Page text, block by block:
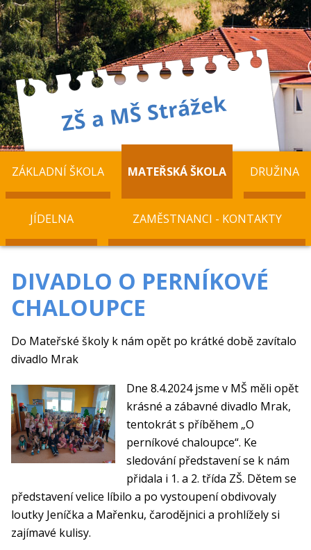
ZÁKLADNÍ ŠKOLA MATEŘSKÁ ŠKOLA DRUŽINA
JÍDELNA ZAMĚSTNANCI - KONTAKTY
DIVADLO O PERNÍKOVÉ
CHALOUPCE
Do Mateřské školy k nám opět po krátké době zavítalo
divadlo Mrak
Dne 8.4.2024 jsme v MŠ měli opět
krásné a zábavné divadlo Mrak,
tentokrát s příběhem „O
perníkové chaloupce“. Ke
sledování představení se k nám
přidala i 1. a 2. třída ZŠ. Dětem se
představení velice líbilo a po vystoupení obdivovaly
loutky Jeníčka a Mařenku, čarodějnici a prohlížely si
zajímavé kulisy.